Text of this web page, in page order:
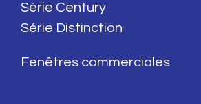
Série Century
Série Distinction
Fenêtres commerciales